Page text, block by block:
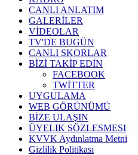
CANLI ANLATIM
GALERİLER
VİDEOLAR
TV'DE BUGÜN
CANLI SKORLAR
BİZİ TAKİP EDİN
FACEBOOK
TWİTTER
UYGULAMA
WEB GÖRÜNÜMÜ
BİZE ULAŞIN
ÜYELIK SÖZLESMESI
KVVK Aydınlatma Metni
Gizlilik Politikası